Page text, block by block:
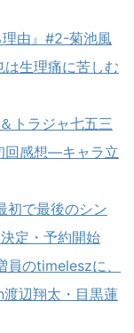
理由』#2-菊池風
生理痛に苦しむ
トラジャ七五三
回感想―キャラ立
初で最後のシン
定・予約開始
員のtimeleszに、
辺翔太・目黒蓮